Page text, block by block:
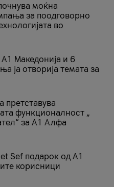
моќна
за поодговорно
во
A1 Македонија и 6
ја отворија темата за
претставува
функционалност „
за А1 Алфа
Sеf подарок од А1
корисници